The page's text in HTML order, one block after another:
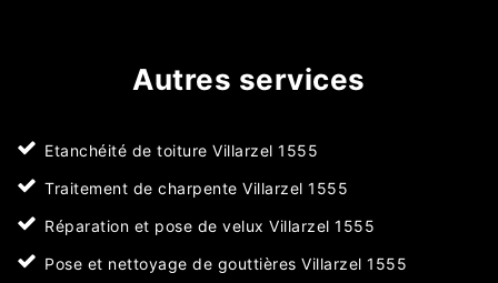
Autres services
Etanchéité de toiture Villarzel 1555
Traitement de charpente Villarzel 1555
Réparation et pose de velux Villarzel 1555
Pose et nettoyage de gouttières Villarzel 1555